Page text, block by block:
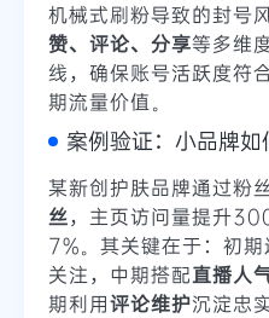
机械式刷粉导致的封号
赞、评论、分享等多维
线，确保账号活跃度符
期流量价值。
案例验证：小品牌如
某新创护肤品牌通过粉
丝，主页访问量提升
7%。其关键在于：初
关注，中期搭配直播人
期利用评论维护沉淀忠